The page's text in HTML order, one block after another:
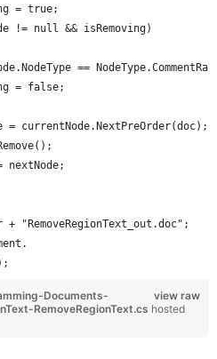
= true;
!= null && isRemoving)
==
= false;
= currentNode.NextPreOrder(doc);
nextNode;
"RemoveRegionText_out.doc";
view raw
Documents-
RemoveRegionText.cs hosted